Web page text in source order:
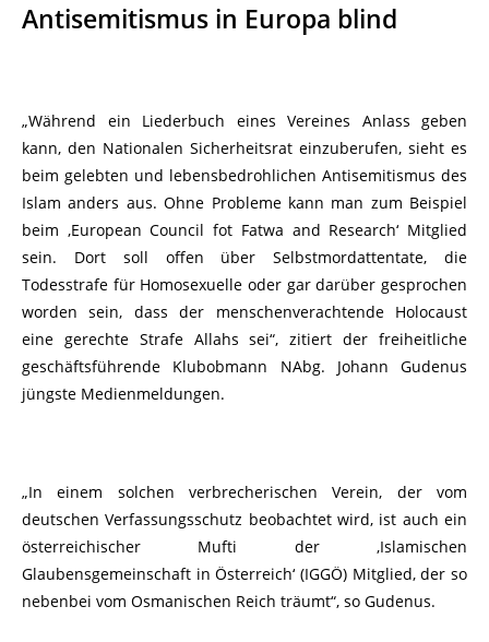
Antisemitismus in Europa blind
„Während ein Liederbuch eines Vereines Anlass geben
kann, den Nationalen Sicherheitsrat einzuberufen, sieht es
beim gelebten und lebensbedrohlichen Antisemitismus des
Islam anders aus. Ohne Probleme kann man zum Beispiel
beim ‚European Council fot Fatwa and Research‘ Mitglied
sein. Dort soll offen über Selbstmordattentate, die
Todesstrafe für Homosexuelle oder gar darüber gesprochen
worden sein, dass der menschenverachtende Holocaust
eine gerechte Strafe Allahs sei“, zitiert der freiheitliche
geschäftsführende Klubobmann NAbg. Johann Gudenus
jüngste Medienmeldungen.
„In einem solchen verbrecherischen Verein, der vom
deutschen Verfassungsschutz beobachtet wird, ist auch ein
österreichischer Mufti der ‚Islamischen
Glaubensgemeinschaft in Österreich‘ (IGGÖ) Mitglied, der so
nebenbei vom Osmanischen Reich träumt“, so Gudenus.